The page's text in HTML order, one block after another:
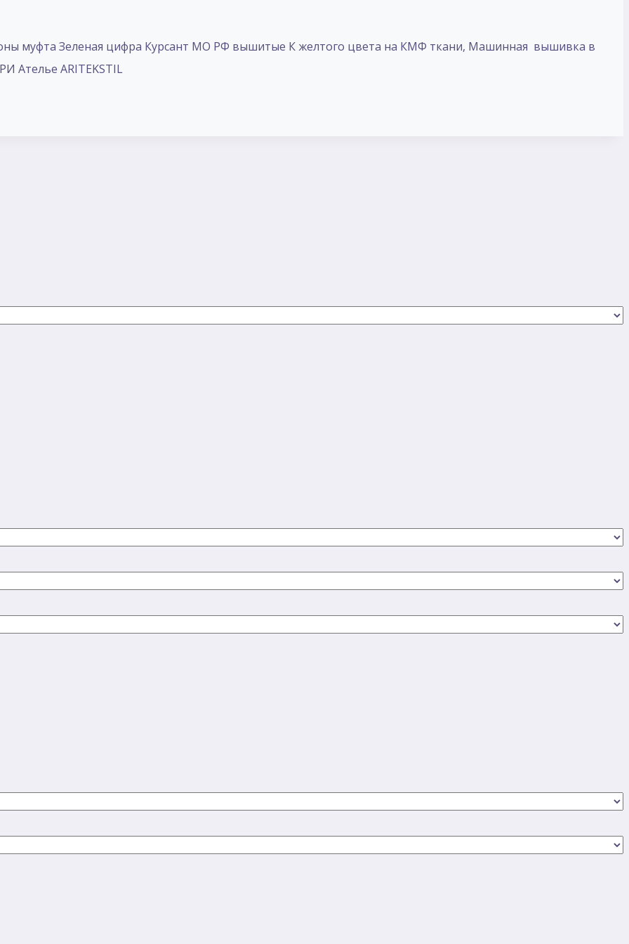
муфта Зеленая цифра Курсант МО РФ вышитые К желтого цвета на КМФ ткани, Машинная вышивка в
Ателье ARITEKSTIL